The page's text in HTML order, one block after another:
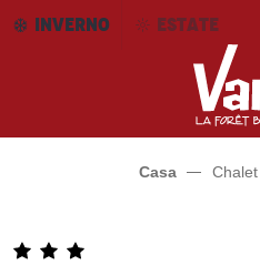
AllerINVERNO ESTATE
Casa